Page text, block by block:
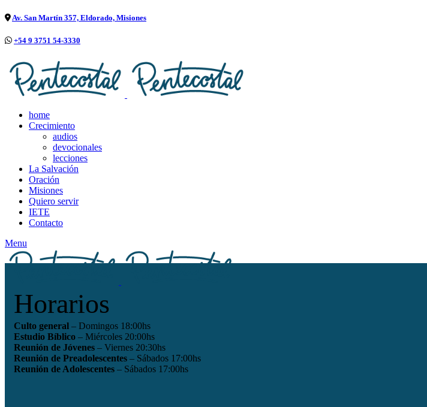
Av. San Martín 357, Eldorado, Misiones
+54 9 3751 54-3330
home
Crecimiento
audios
devocionales
lecciones
La Salvación
Oración
Misiones
Quiero servir
IETE
Contacto
Menu
Horarios
Culto general – Domingos 18:00hs
Estudio Bíblico – Miércoles 20:00hs
Reunión de Jóvenes – Viernes 20:30hs
Reunión de Preadolescentes – Sábados 17:00hs
Reunión de Adolescentes – Sábados 17:00hs